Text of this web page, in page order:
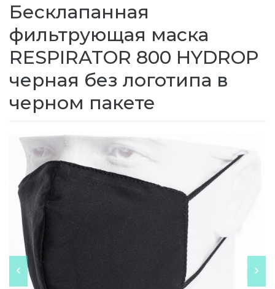
Бесклапанная
фильтрующая маска
RESPIRATOR 800 HYDROP
черная без логотипа в
черном пакете